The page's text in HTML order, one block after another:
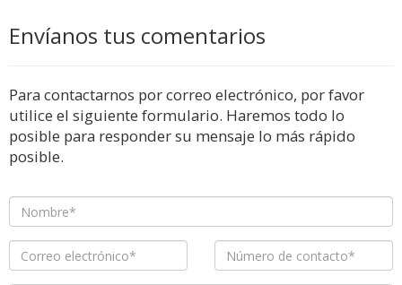
Envíanos tus comentarios
Para contactarnos por correo electrónico, por favor
utilice el siguiente formulario. Haremos todo lo
posible para responder su mensaje lo más rápido
posible.